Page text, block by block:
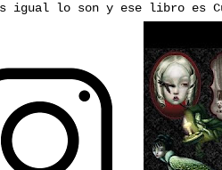
lo son y ese libro es